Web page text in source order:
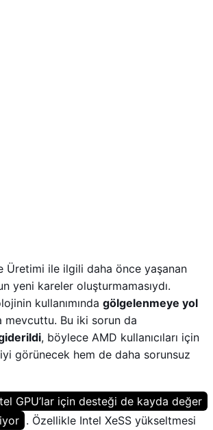
Üretimi ile ilgili daha önce yaşanan
yeni kareler oluşturmamasıydı.
kullanımında gölgelenmeye yol
mevcuttu. Bu iki sorun da
, böylece AMD kullanıcıları için
görünecek hem de daha sorunsuz
GPU’lar için desteği de kayda değer
. Özellikle Intel XeSS yükseltmesi